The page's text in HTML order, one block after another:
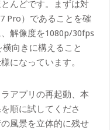
んどです。まずは対
Pro）であることを確
解像度を1080p/30fps
向きに構えること
になっています。
アプリの再起動、本
順に試してくださ
風景を立体的に残せ